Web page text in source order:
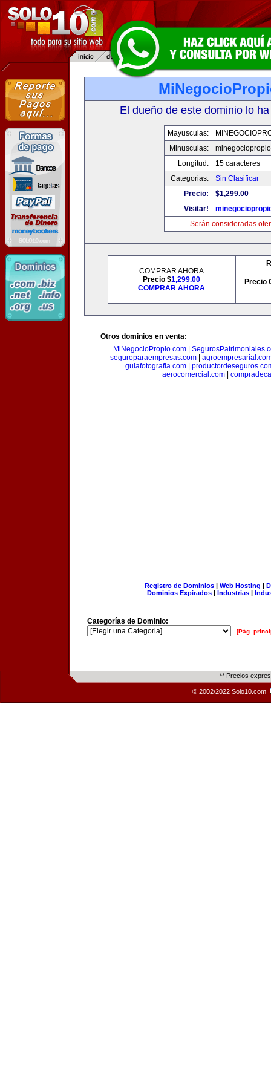
El dueño de este dominio lo
Mayusculas:
Minusculas:
Longitud:
15 caracteres
Categorias:
Sin Clasificar
Precio:
$1,299.00
Visitar!
Serán consideradas
COMPRAR AHORA
Precio $1,299.00
COMPRAR AHORA
Precio
Otros dominios en venta:
MiNegocioPropio.com|
seguroparaempresas.com
guiafotografia.com
aerocomercial.com|
Registro de Dominios| Web Hosting |
Dominios Expirados | Industrias |
Categorías de Dominio:
[Pág.
** Precios
© 2002/2022 Solo10.com